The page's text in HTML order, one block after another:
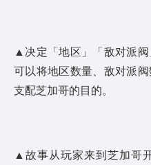
▲决定「地区」「敌对派
可以将地区数量、敌对派
支配芝加哥的目的。
▲故事从玩家来到芝加哥